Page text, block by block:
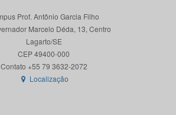
Prof. Antônio Garcia Filho
Marcelo Déda, 13, Centro
Lagarto/SE
CEP 49400-000
Localização